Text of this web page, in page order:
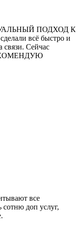
ПОДХОД К
всё быстро и
связи. Сейчас
все
сотню доп услуг,